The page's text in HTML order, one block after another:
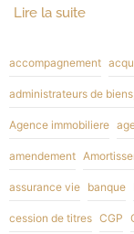
Lire la suite
accompagnement
administrateurs de
Agence immobiliere
amendement
assurance vie banque
cession de titres CGP